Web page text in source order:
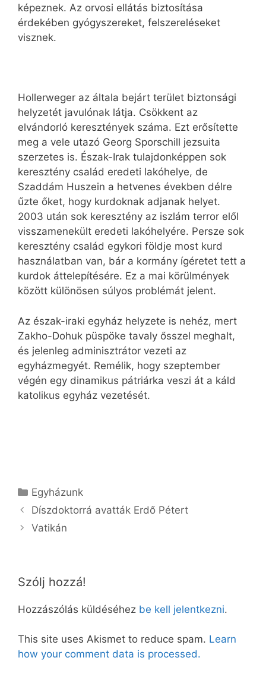
képeznek. Az orvosi ellátás biztosítása
érdekében gyógyszereket, felszereléseket
visznek.
Hollerweger az általa bejárt terület biztonsági
helyzetét javulónak látja. Csökkent az
elvándorló keresztények száma. Ezt erősítette
meg a vele utazó Georg Sporschill jezsuita
szerzetes is. Észak-Irak tulajdonképpen sok
keresztény család eredeti lakóhelye, de
Szaddám Huszein a hetvenes években délre
űzte őket, hogy kurdoknak adjanak helyet.
2003 után sok keresztény az iszlám terror elől
visszamenekült eredeti lakóhelyére. Persze sok
keresztény család egykori földje most kurd
használatban van, bár a kormány ígéretet tett a
kurdok áttelepítésére. Ez a mai körülmények
között különösen súlyos problémát jelent.
Az észak-iraki egyház helyzete is nehéz, mert
Zakho-Dohuk püspöke tavaly ősszel meghalt,
és jelenleg adminisztrátor vezeti az
egyházmegyét. Remélik, hogy szeptember
végén egy dinamikus pátriárka veszi át a káld
katolikus egyház vezetését.
Kategória
Egyházunk
Díszdoktorrá avatták Erdő Pétert
Vatikán
Szólj hozzá!
Hozzászólás küldéséhez be kell jelentkezni.
This site uses Akismet to reduce spam. Learn
how your comment data is processed.